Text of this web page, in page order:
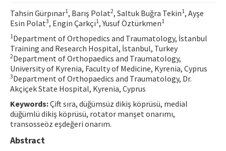
Contact Us
E-ISSN: 2687-4792
Tahsin Gürpınar1, Barış Polat2, Saltuk Buğra Tekin1, Ayşe
Esin Polat3, Engin Çarkçı1, Yusuf Öztürkmen1
1 Department of Orthopedics and Traumatology, İstanbul
Training and Research Hospital, İstanbul, Turkey
2Department of Orthopaedics and Traumatology,
University of Kyrenia, Faculty of Medicine, Kyrenia, Cyprus
3Department of Orthopaedics and Traumatology, Dr.
Akçiçek State Hospital, Kyrenia, Cyprus
Keywords:Çift sıra, düğümsüz dikiş köprüsü, medial
düğümlü dikiş köprüsü, rotator manşet onarımı,
transosseöz eşdeğeri onarım.
Abstract